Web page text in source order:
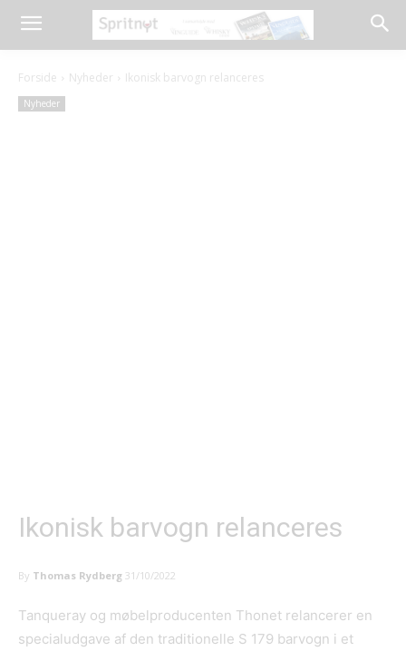
Forside Nyheder Ikonisk barvogn relanceres
Nyheder
Ikonisk barvogn relanceres
By Thomas Rydberg 31/10/2022
Tanqueray og møbelproducenten Thonet relancerer en
specialudgave af den traditionelle S 179 barvogn i et